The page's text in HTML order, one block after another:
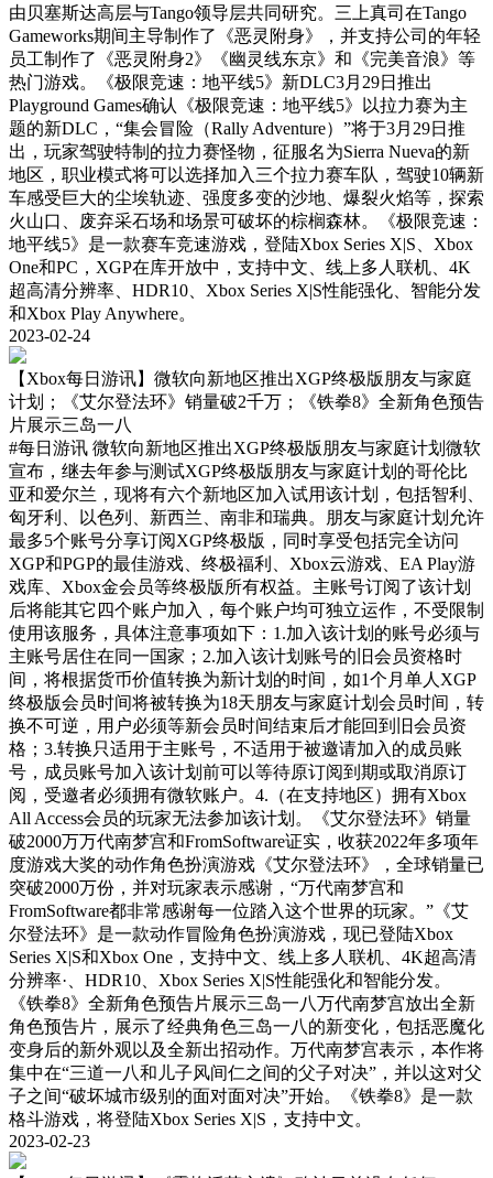
由贝塞斯达高层与Tango领导层共同研究。三上真司在Tango
Gameworks期间主导制作了《恶灵附身》，并支持公司的年轻
员工制作了《恶灵附身2》《幽灵线东京》和《完美音浪》等
热门游戏。《极限竞速：地平线5》新DLC3月29日推出
Playground Games确认《极限竞速：地平线5》以拉力赛为主
题的新DLC，“集会冒险（Rally Adventure）”将于3月29日推
出，玩家驾驶特制的拉力赛怪物，征服名为Sierra Nueva的新
地区，职业模式将可以选择加入三个拉力赛车队，驾驶10辆新
车感受巨大的尘埃轨迹、强度多变的沙地、爆裂火焰等，探索
火山口、废弃采石场和场景可破坏的棕榈森林。《极限竞速：
地平线5》是一款赛车竞速游戏，登陆Xbox Series X|S、Xbox
One和PC，XGP在库开放中，支持中文、线上多人联机、4K
超高清分辨率、HDR10、Xbox Series X|S性能强化、智能分发
和Xbox Play Anywhere。
2023-02-24
【Xbox每日游讯】微软向新地区推出XGP终极版朋友与家庭
计划；《艾尔登法环》销量破2千万；《铁拳8》全新角色预告
片展示三岛一八
#每日游讯 微软向新地区推出XGP终极版朋友与家庭计划微软
宣布，继去年参与测试XGP终极版朋友与家庭计划的哥伦比
亚和爱尔兰，现将有六个新地区加入试用该计划，包括智利、
匈牙利、以色列、新西兰、南非和瑞典。朋友与家庭计划允许
最多5个账号分享订阅XGP终极版，同时享受包括完全访问
XGP和PGP的最佳游戏、终极福利、Xbox云游戏、EA Play游
戏库、Xbox金会员等终极版所有权益。主账号订阅了该计划
后将能其它四个账户加入，每个账户均可独立运作，不受限制
使用该服务，具体注意事项如下：1.加入该计划的账号必须与
主账号居住在同一国家；2.加入该计划账号的旧会员资格时
间，将根据货币价值转换为新计划的时间，如1个月单人XGP
终极版会员时间将被转换为18天朋友与家庭计划会员时间，转
换不可逆，用户必须等新会员时间结束后才能回到旧会员资
格；3.转换只适用于主账号，不适用于被邀请加入的成员账
号，成员账号加入该计划前可以等待原订阅到期或取消原订
阅，受邀者必须拥有微软账户。4.（在支持地区）拥有Xbox
All Access会员的玩家无法参加该计划。《艾尔登法环》销量
破2000万万代南梦宫和FromSoftware证实，收获2022年多项年
度游戏大奖的动作角色扮演游戏《艾尔登法环》，全球销量已
突破2000万份，并对玩家表示感谢，“万代南梦宫和
FromSoftware都非常感谢每一位踏入这个世界的玩家。”《艾
尔登法环》是一款动作冒险角色扮演游戏，现已登陆Xbox
Series X|S和Xbox One，支持中文、线上多人联机、4K超高清
分辨率·、HDR10、Xbox Series X|S性能强化和智能分发。
《铁拳8》全新角色预告片展示三岛一八万代南梦宫放出全新
角色预告片，展示了经典角色三岛一八的新变化，包括恶魔化
变身后的新外观以及全新出招动作。万代南梦宫表示，本作将
集中在“三道一八和儿子风间仁之间的父子对决”，并以这对父
子之间“破坏城市级别的面对面对决”开始。《铁拳8》是一款
格斗游戏，将登陆Xbox Series X|S，支持中文。
2023-02-23